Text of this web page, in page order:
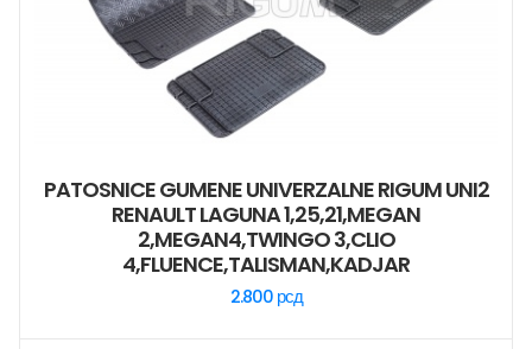
PATOSNICE GUMENE UNIVERZALNE RIGUM UNI2
RENAULT LAGUNA 1,25,21,MEGAN
2,MEGAN4,TWINGO 3,CLIO
4,FLUENCE,TALISMAN,KADJAR
2.800 рсд